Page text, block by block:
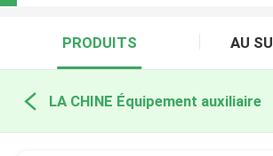
PRODUITS AU
LA CHINE Équipement auxiliaire